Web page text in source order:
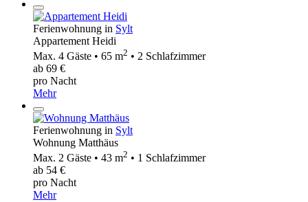
Ferienwohnung in Sylt
Appartement Heidi
Max. 4 Gäste • 65 m2 • 2 Schlafzimmer
ab 69 €
pro Nacht
Mehr
Ferienwohnung in Sylt
Wohnung Matthäus
Max. 2 Gäste • 43 m2 • 1 Schlafzimmer
ab 54 €
pro Nacht
Mehr